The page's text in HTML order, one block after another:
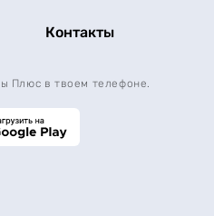
Контакты
Плюс в твоем телефоне.